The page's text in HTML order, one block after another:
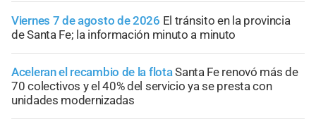
Viernes 7 de agosto de 2026 El tránsito en la provincia
de Santa Fe; la información minuto a minuto
Aceleran el recambio de la flotaSanta Fe renovó más de
70 colectivos y el 40% del servicio ya se presta con
unidades modernizadas